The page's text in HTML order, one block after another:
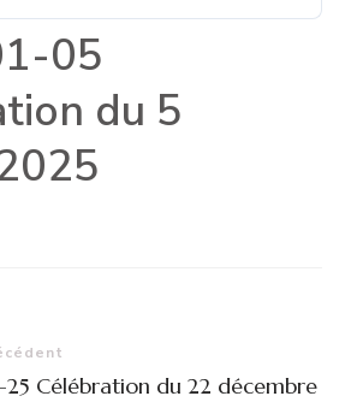
05
du 5
Célébration du 22 décembre